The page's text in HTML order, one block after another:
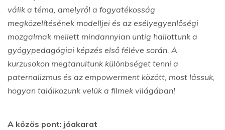
válik a téma, amelyről a fogyatékosság
megközelítésének modelljei és az esélyegyenlőségi
mozgalmak mellett mindannyian untig hallottunk a
gyógypedagógiai képzés első féléve során. A
kurzusokon megtanultunk különbséget tenni a
paternalizmus és az empowerment között, most lássuk,
hogyan találkozunk velük a filmek világában!
A közös pont: jóakarat